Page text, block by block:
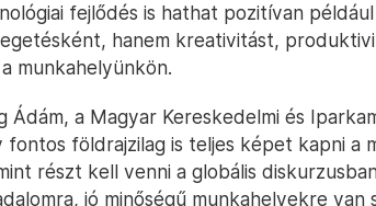
fejlődés is hathat pozitívan
hanem kreativitást,
munkahelyünkön.
Ádám, a Magyar Kereskedelmi és
fontos földrajzilag is teljes képet kapni a
részt kell venni a globális
jó minőségű munkahelyekre van